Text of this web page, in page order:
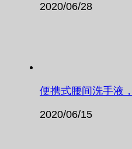
2020/06/28
便携式腰间洗手液
2020/06/15